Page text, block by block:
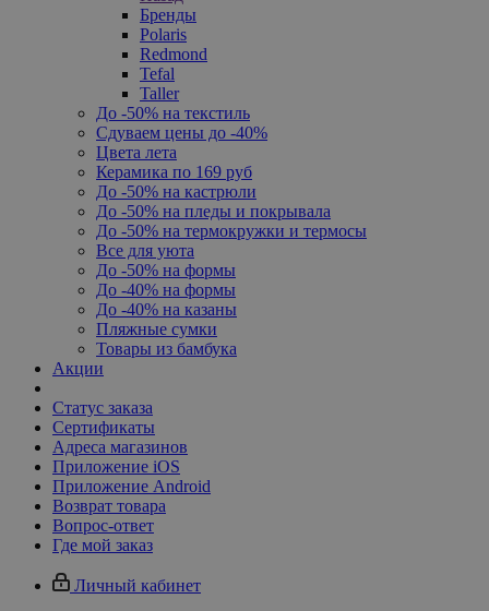
Бренды
Polaris
Redmond
Tefal
Taller
До -50% на текстиль
Сдуваем цены до -40%
Цвета лета
Керамика по 169 руб
До -50% на кастрюли
До -50% на пледы и покрывала
До -50% на термокружки и термосы
Все для уюта
До -50% на формы
До -40% на формы
До -40% на казаны
Пляжные сумки
Товары из бамбука
Акции
Статус заказа
Сертификаты
Адреса магазинов
Приложение iOS
Приложение Android
Возврат товара
Вопрос-ответ
Где мой заказ
Личный кабинет